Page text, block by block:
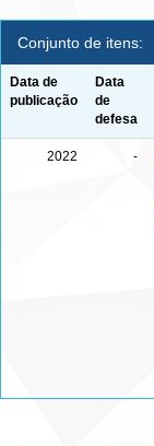
Conjunto de itens:
Data de
publicação
Data
de
defesa
2022 -